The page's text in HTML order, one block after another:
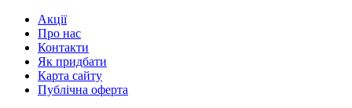
Акції
Про нас
Контакти
Як придбати
Карта сайту
Публiчна оферта